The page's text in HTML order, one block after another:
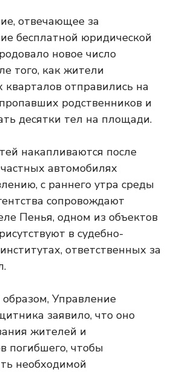
отвечающее за
бесплатной юридической
новое число
того, как жители
кварталов отправились на
родственников и
десятки тел на площади.
накапливаются после
автомобилях
с раннего утра среды
сопровождают
Пенья, одном из объектов
в судебно-
ответственных за
Управление
заявило, что оно
жителей и
погибшего, чтобы
необходимой